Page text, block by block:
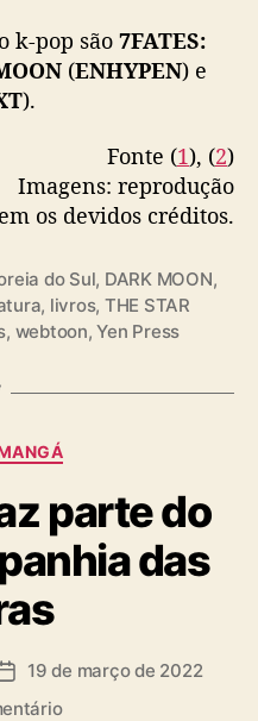
k-pop são 7FATES:
(ENHYPEN) e
).
Fonte (1), (2)
Imagens: reprodução
os devidos créditos.
do Sul, DARK MOON,
, livros, THE STAR
, webtoon,Yen Press
parte do
das
D 19 de março de 2022
e